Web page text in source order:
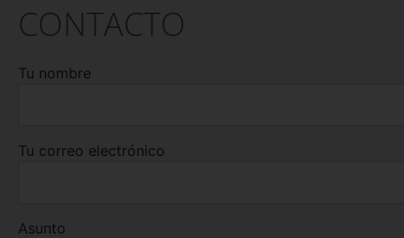
CONTACTO
Tu nombre
Tu correo electrónico
Asunto